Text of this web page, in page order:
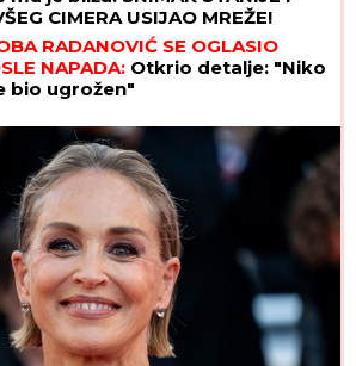
CIMERA USIJAO MREŽE!
RADANOVIĆ SE OGLASIO
NAPADA: Otkrio detalje: "Niko
bio ugrožen"